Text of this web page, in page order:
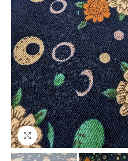
Клацніть, щоб збільшити